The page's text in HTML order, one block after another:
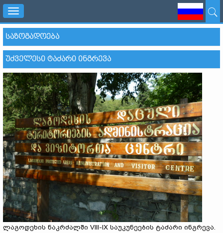
Toggle
navigation
ᲡᲐᲖᲝᲒᲐᲓᲝᲔᲑᲐ
ᲣᲫᲕᲔᲚᲔᲡᲘ ᲢᲐᲫᲐᲠᲘ ᲘᲜᲒᲠᲔᲕᲐ
ლაგოდეხის ნაკრძალში VIII-IX საუკუნეების ტაძარი ინგრევა.